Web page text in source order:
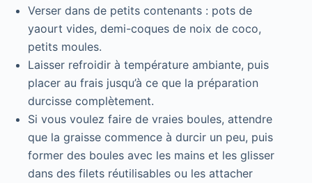
Verser dans de petits contenants : pots de
yaourt vides, demi-coques de noix de coco,
petits moules.
Laisser refroidir à température ambiante, puis
placer au frais jusqu’à ce que la préparation
durcisse complètement.
Si vous voulez faire de vraies boules, attendre
que la graisse commence à durcir un peu, puis
former des boules avec les mains et les glisser
dans des filets réutilisables ou les attacher